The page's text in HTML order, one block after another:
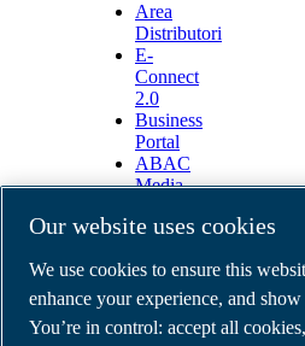
Area
Distributori
E-
Connect
2.0
Business
Portal
ABAC
Media
Legal & Privacy Notices
Order return form
Order claim form
Our website uses cookies
We use cookies to ensure this
enhance your experience, and
You’re in control: accept all